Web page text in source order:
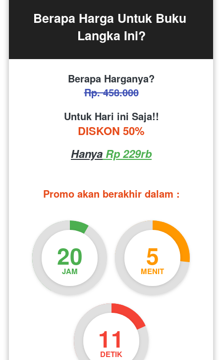
Berapa Harga Untuk Buku
Langka Ini?
Berapa Harganya?
Rp. 458.000
Untuk Hari ini Saja!!
DISKON 50%
Hanya Rp 229rb
Promo akan berakhir dalam :
20
JAM 5
MENIT
10
DETIK